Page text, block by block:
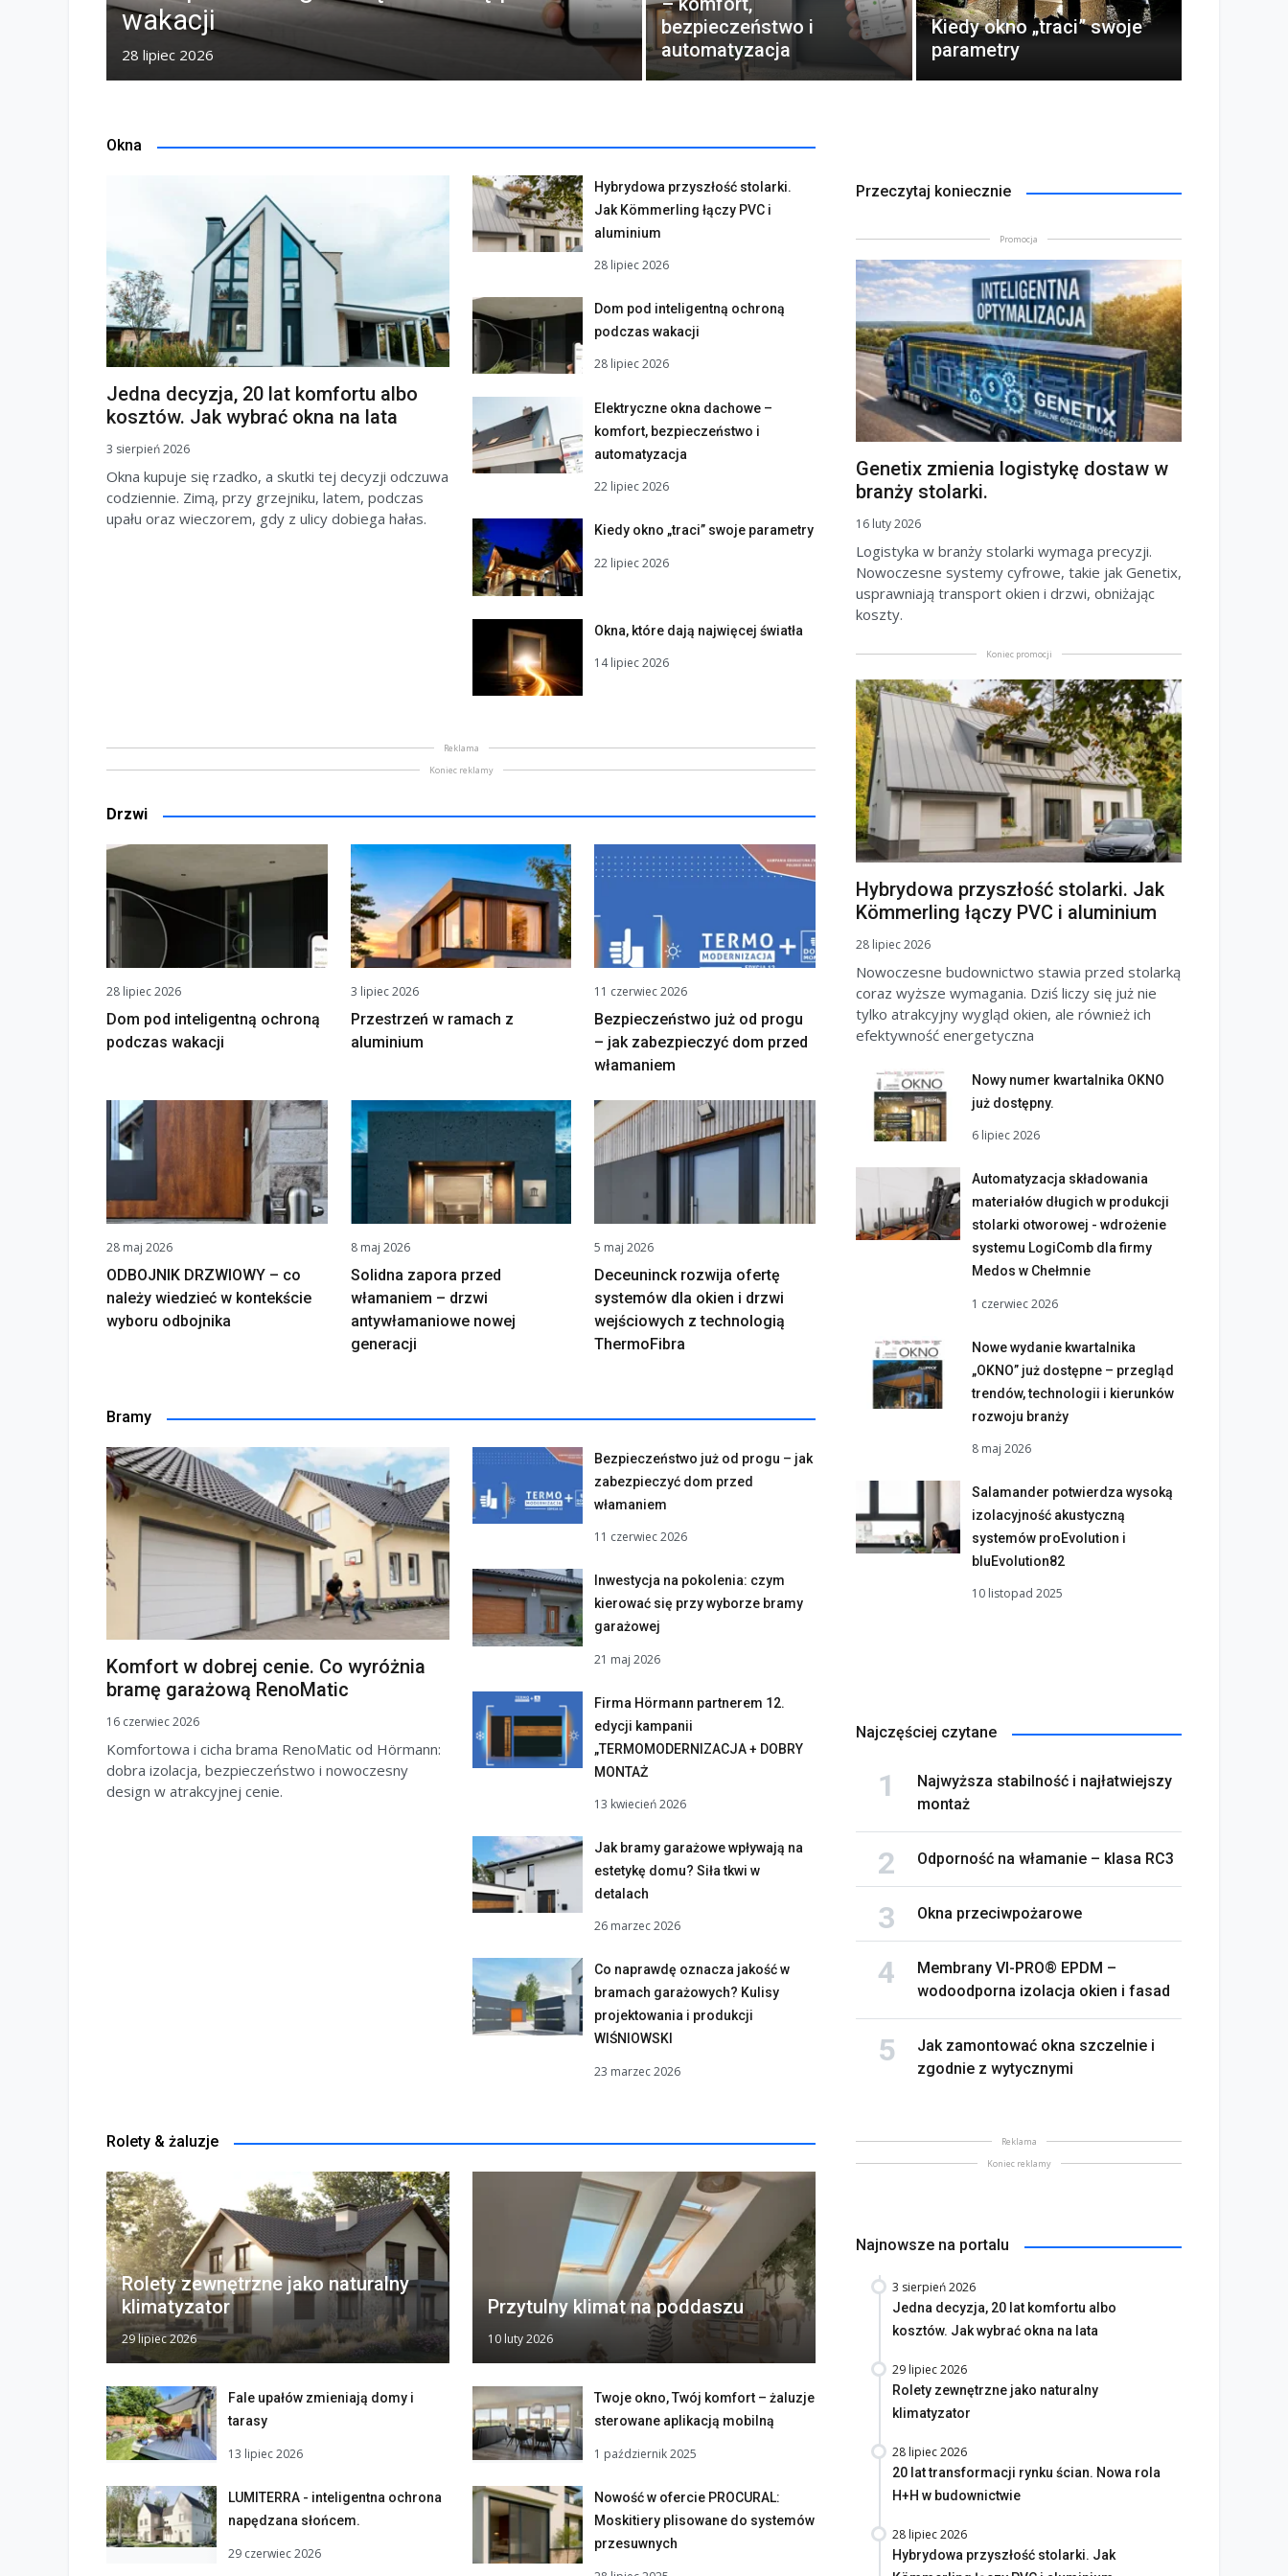
wakacji
28 lipiec 2026
bezpieczeństwo i
automatyzacja
Kiedy okno „traci” swoje
parametry
Okna
Jedna decyzja, 20 lat komfortu albo
kosztów. Jak wybrać okna na lata
3 sierpień 2026
Okna kupuje się rzadko, a skutki tej decyzji odczuwa
codziennie. Zimą, przy grzejniku, latem, podczas
upału oraz wieczorem, gdy z ulicy dobiega hałas.
Hybrydowa przyszłość stolarki.
Jak Kömmerling łączy PVC i
aluminium
28 lipiec 2026
Dom pod inteligentną ochroną
podczas wakacji
28 lipiec 2026
Elektryczne okna dachowe –
komfort, bezpieczeństwo i
automatyzacja
22 lipiec 2026
Kiedy okno „traci” swoje parametry
22 lipiec 2026
Okna, które dają najwięcej światła
14 lipiec 2026
Reklama
Koniec reklamy
Drzwi
28 lipiec 2026
Dom pod inteligentną ochroną
podczas wakacji
3 lipiec 2026
Przestrzeń w ramach z
aluminium
11 czerwiec 2026
Bezpieczeństwo już od progu
– jak zabezpieczyć dom przed
włamaniem
28 maj 2026
ODBOJNIK DRZWIOWY – co
należy wiedzieć w kontekście
wyboru odbojnika
8 maj 2026
Solidna zapora przed
włamaniem – drzwi
antywłamaniowe nowej
generacji
5 maj 2026
Deceuninck rozwija ofertę
systemów dla okien i drzwi
wejściowych z technologią
ThermoFibra
Bramy
Komfort w dobrej cenie. Co wyróżnia
bramę garażową RenoMatic
16 czerwiec 2026
Komfortowa i cicha brama RenoMatic od Hörmann:
dobra izolacja, bezpieczeństwo i nowoczesny
design w atrakcyjnej cenie.
Bezpieczeństwo już od progu – jak
zabezpieczyć dom przed
włamaniem
11 czerwiec 2026
Inwestycja na pokolenia: czym
kierować się przy wyborze bramy
garażowej
21 maj 2026
Firma Hörmann partnerem 12.
edycji kampanii
„TERMOMODERNIZACJA + DOBRY
MONTAŻ
13 kwiecień 2026
Jak bramy garażowe wpływają na
estetykę domu? Siła tkwi w
detalach
26 marzec 2026
Co naprawdę oznacza jakość w
bramach garażowych? Kulisy
projektowania i produkcji
WIŚNIOWSKI
23 marzec 2026
Rolety & żaluzje
Rolety zewnętrzne jako naturalny
klimatyzator
29 lipiec 2026
Fale upałów zmieniają domy i
tarasy
13 lipiec 2026
LUMITERRA - inteligentna ochrona
napędzana słońcem.
29 czerwiec 2026
Przytulny klimat na poddaszu
10 luty 2026
Twoje okno, Twój komfort – żaluzje
sterowane aplikacją mobilną
1 październik 2025
Nowość w ofercie PROCURAL:
Moskitiery plisowane do systemów
przesuwnych
Przeczytaj koniecznie
Promocja
Genetix zmienia logistykę dostaw w
branży stolarki.
16 luty 2026
Logistyka w branży stolarki wymaga precyzji.
Nowoczesne systemy cyfrowe, takie jak Genetix,
usprawniają transport okien i drzwi, obniżając
koszty.
Koniec promocji
Hybrydowa przyszłość stolarki. Jak
Kömmerling łączy PVC i aluminium
28 lipiec 2026
Nowoczesne budownictwo stawia przed stolarką
coraz wyższe wymagania. Dziś liczy się już nie
tylko atrakcyjny wygląd okien, ale również ich
efektywność energetyczna
Nowy numer kwartalnika OKNO
już dostępny.
6 lipiec 2026
Automatyzacja składowania
materiałów długich w produkcji
stolarki otworowej - wdrożenie
systemu LogiComb dla firmy
Medos w Chełmnie
1 czerwiec 2026
Nowe wydanie kwartalnika
„OKNO” już dostępne – przegląd
trendów, technologii i kierunków
rozwoju branży
8 maj 2026
Salamander potwierdza wysoką
izolacyjność akustyczną
systemów proEvolution i
bluEvolution82
10 listopad 2025
Najczęściej czytane
Najwyższa stabilność i najłatwiejszy
montaż
Odporność na włamanie – klasa RC3
Okna przeciwpożarowe
Membrany VI-PRO® EPDM –
wodoodporna izolacja okien i fasad
Jak zamontować okna szczelnie i
zgodnie z wytycznymi
Reklama
Koniec reklamy
Najnowsze na portalu
3 sierpień 2026
Jedna decyzja, 20 lat komfortu albo
kosztów. Jak wybrać okna na lata
29 lipiec 2026
Rolety zewnętrzne jako naturalny
klimatyzator
28 lipiec 2026
20 lat transformacji rynku ścian. Nowa rola
H+H w budownictwie
28 lipiec 2026
Hybrydowa przyszłość stolarki. Jak